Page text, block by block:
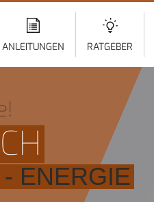
ANLEITUNGEN RATGEBER
ENERGIE